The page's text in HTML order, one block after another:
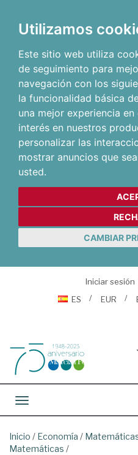
Utilizamos
Este sitio web utiliza
de seguimiento para
navegación con los
la funcionalidad básica
una mejor experiencia
interés en nuestros
personalizar las
mostrar anuncios que
usted.
CAMBIAR
Iniciar sesión
ES
EUR
Toggle navigation
Inicio / Economía /
Matemáticas /